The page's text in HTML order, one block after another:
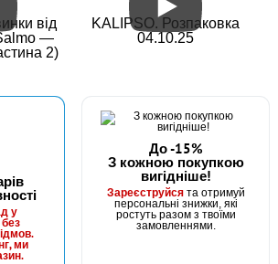
В наявності
Маг: 0 шт Базар: 6 шт
4 шт.
від
—
2)
KALIPSO. Розпаковка
04.10.25
у
ми
До -15%
З кожною покупкою
вигідніше!
Зареєструйсята отримуй
персональні знижки, які
ростуть разом з твоїми
замовленнями.